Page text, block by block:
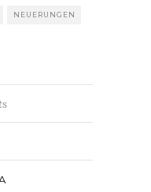
NEUERUNGEN